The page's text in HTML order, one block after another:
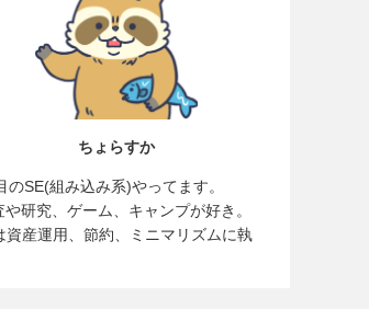
ちょらすか
のSE(組み込み系)やってます。
や研究、ゲーム、キャンプが好き。
資産運用、節約、ミニマリズムに執